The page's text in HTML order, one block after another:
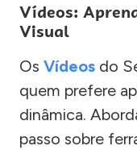
Vídeos:
Visual
Os Vídeos do
quem prefere
dinâmica.
passo sobre